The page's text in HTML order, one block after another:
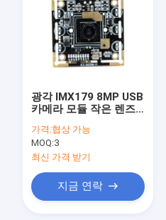
광각 IMX179 8MP USB
카메라 모듈 작은 렌즈
가격:협상 가능
MOQ:3
최신 가격 받기
지금 연락